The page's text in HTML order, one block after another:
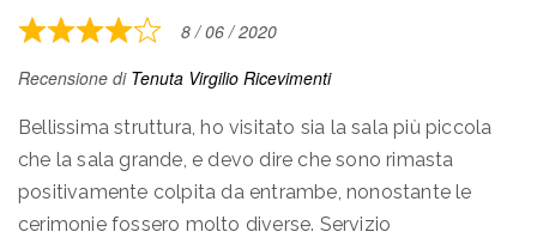
Rated
4
of
5
8 / 06 / 2020
Recensione di Tenuta Virgilio Ricevimenti
Bellissima struttura, ho visitato sia la sala più piccola
che la sala grande, e devo dire che sono rimasta
positivamente colpita da entrambe, nonostante le
cerimonie fossero molto diverse. Servizio